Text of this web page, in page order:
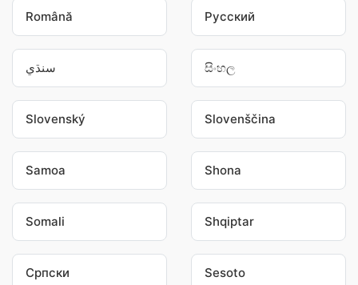
Română Pусский
سنڌي සිංහල
Slovenský Slovenščina
Samoa Shona
Somali Shqiptar
Српски Sesoto